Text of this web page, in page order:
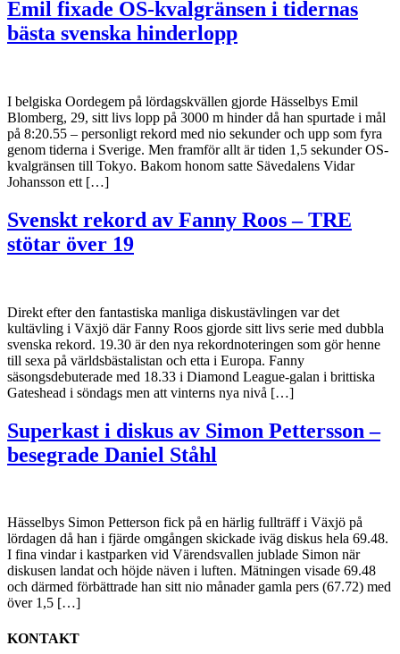
Emil fixade OS-kvalgränsen i tidernas
bästa svenska hinderlopp
I belgiska Oordegem på lördagskvällen gjorde Hässelbys Emil
Blomberg, 29, sitt livs lopp på 3000 m hinder då han spurtade i mål
på 8:20.55 – personligt rekord med nio sekunder och upp som fyra
genom tiderna i Sverige. Men framför allt är tiden 1,5 sekunder OS-
kvalgränsen till Tokyo. Bakom honom satte Sävedalens Vidar
Johansson ett […]
Svenskt rekord av Fanny Roos – TRE
stötar över 19
Direkt efter den fantastiska manliga diskustävlingen var det
kultävling i Växjö där Fanny Roos gjorde sitt livs serie med dubbla
svenska rekord. 19.30 är den nya rekordnoteringen som gör henne
till sexa på världsbästalistan och etta i Europa. Fanny
säsongsdebuterade med 18.33 i Diamond League-galan i brittiska
Gateshead i söndags men att vinterns nya nivå […]
Superkast i diskus av Simon Pettersson –
besegrade Daniel Ståhl
Hässelbys Simon Petterson fick på en härlig fullträff i Växjö på
lördagen då han i fjärde omgången skickade iväg diskus hela 69.48.
I fina vindar i kastparken vid Värendsvallen jublade Simon när
diskusen landat och höjde näven i luften. Mätningen visade 69.48
och därmed förbättrade han sitt nio månader gamla pers (67.72) med
över 1,5 […]
KONTAKT